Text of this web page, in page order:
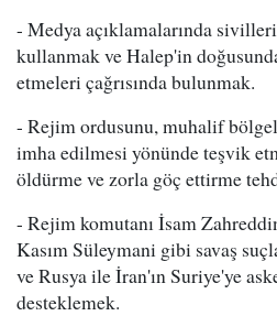
- Medya açıklamalarında
kullanmak ve Halep'in
etmeleri çağrısında bulunmak.
- Rejim ordusunu, muhalif
imha edilmesi yönünde teşvik
öldürme ve zorla göç ettirme
- Rejim komutanı İsam
Kasım Süleymani gibi savaş
ve Rusya ile İran'ın Suriye'ye
desteklemek.